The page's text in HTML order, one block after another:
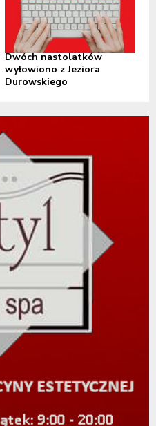
Dwóch nastolatków
wyłowiono z Jeziora
Durowskiego